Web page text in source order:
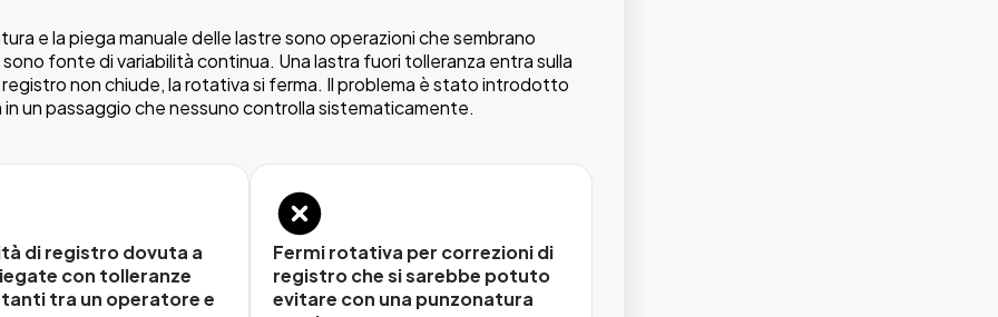
sistemi automatici di punzonatura e piega che eliminano la
e garantiscono la stessa precisione su ogni lastra,
dall'operatore o dal turno.
di precisione con
certificate
viene punzonata con la
Piega automatica per ogni
formato lastra
Il sistema gestisce
automaticamente i diversi formati in
e la piega manuale delle lastre sono operazioni che sembrano
sono fonte di variabilità continua. Una lastra fuori tolleranza entra sulla
registro non chiude, la rotativa si ferma. Il problema è stato introdotto
in un passaggio che nessuno controlla sistematicamente.
di registro dovuta a
con tolleranze
tra un operatore e
Fermi rotativa per correzioni di
registro che si sarebbe potuto
evitare con una punzonatura